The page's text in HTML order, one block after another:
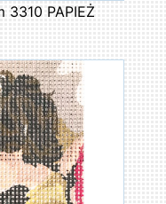
PAPIEŻ